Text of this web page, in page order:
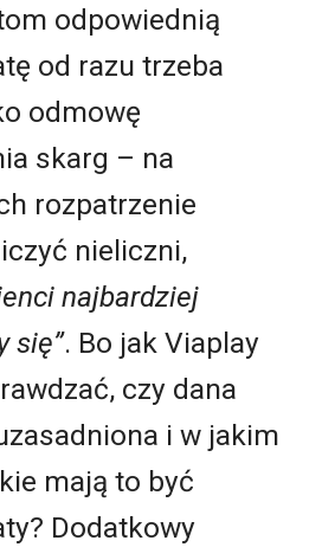
odpowiednią
od razu trzeba
odmowę
skarg – na
rozpatrzenie
nieliczni,
najbardziej
się”. Bo jak Viaplay
czy dana
i w jakim
mają to być
Dodatkowy